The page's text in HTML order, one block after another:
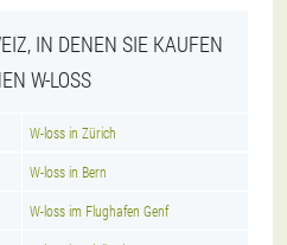
IN DENEN SIE KAUFEN
W-LOSS
W-loss in Zürich
W-loss in Bern
W-loss im Flughafen Genf